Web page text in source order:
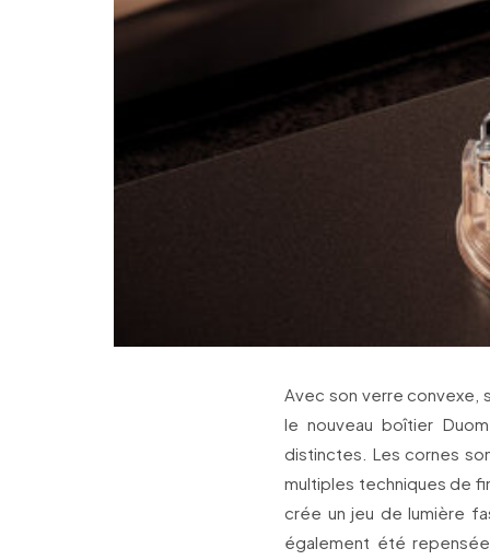
Avec son verre convexe,
le nouveau boîtier
distinctes. Les cornes
multiples techniques de
crée un jeu de lumière
également été